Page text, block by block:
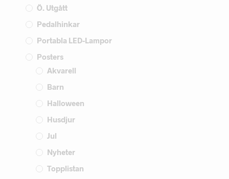
Ö. Utgått
Pedalhinkar
Portabla LED-Lampor
Posters
Akvarell
Barn
Halloween
Husdjur
Jul
Nyheter
Topplistan